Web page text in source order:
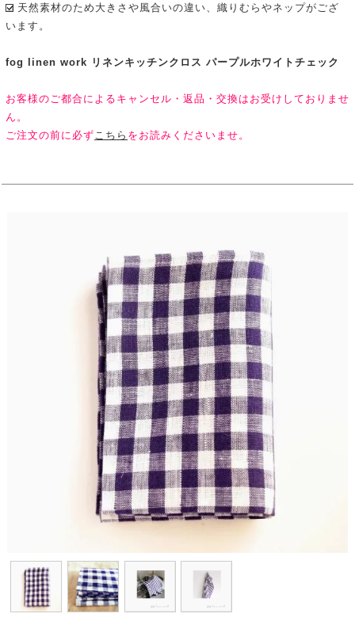
天然素材のため大きさや風合いの違い、織りむらやネップがござ
います。
fog linen work リネンキッチンクロス パープルホワイトチェック
お客様のご都合によるキャンセル・返品・交換はお受けしておりませ
ん。
ご注文の前に必ず こちら をお読みくださいませ。